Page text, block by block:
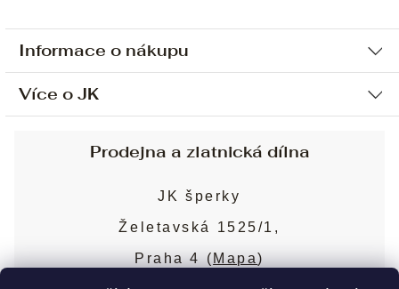
Informace o nákupu
Ochrana osobních údajů
Sjednání osobní schůzky
Obchodní podmínky
Puncovní značky
Více o JK
Blog
Prodejna a zlatnická dílna
JK šperky
Želetavská 1525/1,
Praha 4 (Mapa)